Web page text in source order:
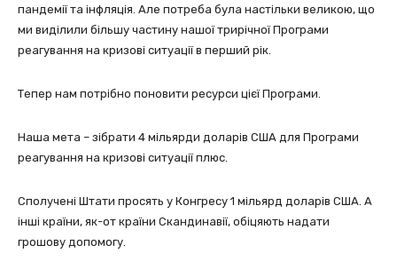
пандемії та інфляція. Але потреба була настільки великою, що
ми виділили більшу частину нашої трирічної Програми
реагування на кризові ситуації в перший рік.
Тепер нам потрібно поновити ресурси цієї Програми.
Наша мета – зібрати 4 мільярди доларів США для Програми
реагування на кризові ситуації плюс.
Сполучені Штати просять у Конгресу 1 мільярд доларів США. А
інші країни, як-от країни Скандинавії, обіцяють надати
грошову допомогу.